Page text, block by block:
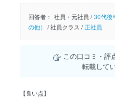
回答者： 社員・元社員 / 30代後
の他） /社員クラス / 正社員
この口コミ・評
転載して
【良い点】